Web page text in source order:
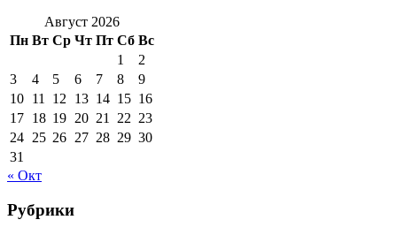
Август 2026
Пн Вт Ср Чт Пт Сб Вс
1
2
3
4 5 6 7 8
9
10 11 12 13 14 15 16
17 18 19 20 21 22 23
24 25 26 27 28 29 30
31
« Окт
Рубрики